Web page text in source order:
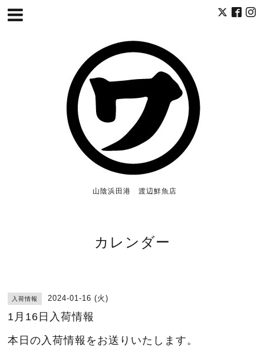
山陰浜田港 渡辺鮮魚店
カレンダー
入荷情報 2024-01-16 (火)
1月16日入荷情報
本日の入荷情報をお送りいたします。